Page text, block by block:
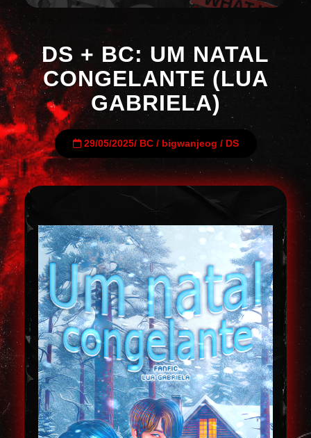
DS + BC: UM NATAL
CONGELANTE (LUA
GABRIELA)
29/05/2025/ BC/ bigwanjeog / DS